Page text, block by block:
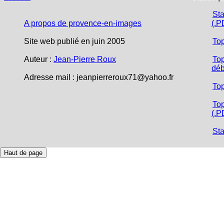
A propos de provence-en-images
Site web publié en juin 2005
Auteur : Jean-Pierre Roux
Adresse mail : jeanpierreroux71@yahoo.fr
Haut de page